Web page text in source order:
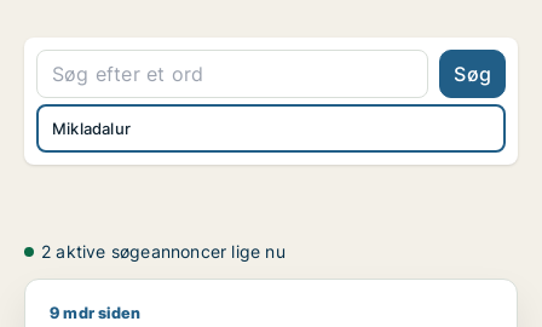
Søg
Mikladalur
2 aktive søgeannoncer lige nu
Jeg søger job som kommunikationsmedarbejder /
9 mdr siden